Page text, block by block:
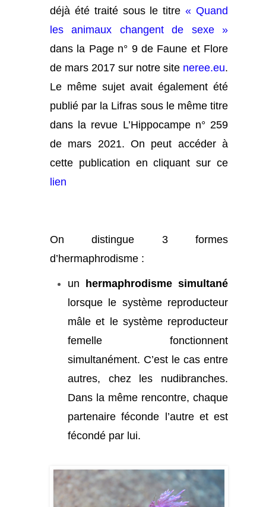
déjà été traité sous le titre« Quand
les animaux changent de sexe »
dans la Page n° 9 de Faune et Flore
de mars 2017 sur notre site neree.eu.
Le même sujet avait également été
publié par la Lifras sous le même titre
dans la revue L’Hippocampe n° 259
de mars 2021. On peut accéder à
cette publication en cliquant sur ce
lien
On distingue 3 formes
d’hermaphrodisme :
un hermaphrodisme simultané
lorsque le système reproducteur
mâle et le système reproducteur
femelle fonctionnent
simultanément. C’est le cas entre
autres, chez les nudibranches.
Dans la même rencontre, chaque
partenaire féconde l’autre et est
fécondé par lui.